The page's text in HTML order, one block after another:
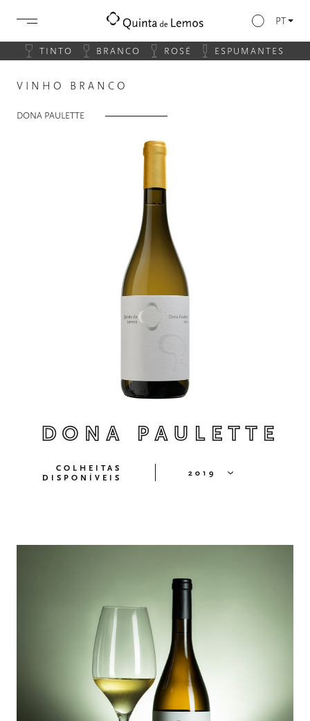
PT
TINTO BRANCO ROSÉ ESPUMANTES
VINHO BRANCO
DONA PAULETTE
DONA PAULETTE
COLHEITAS
DISPONÍVEIS
2019